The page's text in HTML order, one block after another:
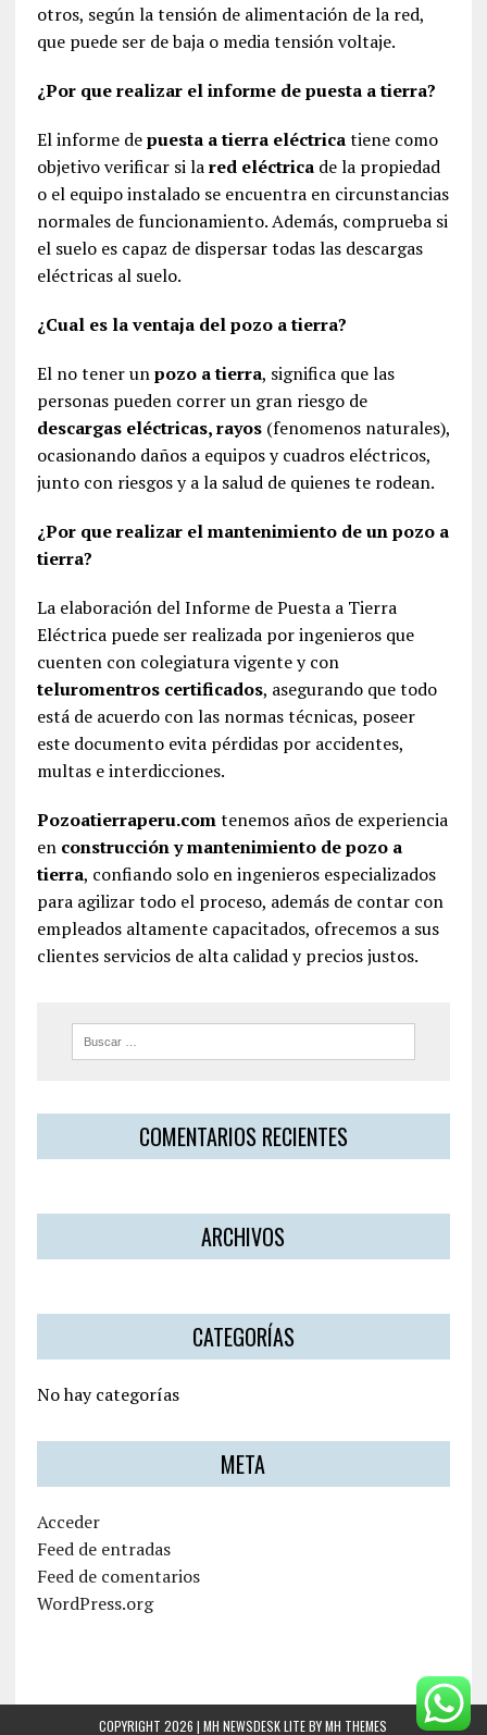
otros, según la tensión de alimentación de la red,
que puede ser de baja o media tensión voltaje.
¿Por que realizar el informe de puesta a tierra?
El informe depuesta a tierra eléctricatiene como
objetivo verificar si lared eléctricade la propiedad
o el equipo instalado se encuentra en circunstancias
normales de funcionamiento. Además, comprueba si
el suelo es capaz de dispersar todas las descargas
eléctricas al suelo.
¿Cual es la ventaja del pozo a tierra?
El no tener unpozo a tierra, significa que las
personas pueden correr un gran riesgo de
descargas eléctricas, rayos(fenomenos naturales),
ocasionando daños a equipos y cuadros eléctricos,
junto con riesgos y a la salud de quienes te rodean.
¿Por que realizar el mantenimiento de un pozo a
tierra?
La elaboración del Informe de Puesta a Tierra
Eléctrica puede ser realizada por ingenieros que
cuenten con colegiatura vigente y con
teluromentros certificados, asegurando que todo
está de acuerdo con las normas técnicas, poseer
este documento evita pérdidas por accidentes,
multas e interdicciones.
Pozoatierraperu.comtenemos años de experiencia
en construcción y mantenimiento de pozo a
tierra, confiando solo en ingenieros especializados
para agilizar todo el proceso, además de contar con
empleados altamente capacitados, ofrecemos a sus
clientes servicios de alta calidad y precios justos.
COMENTARIOS RECIENTES
ARCHIVOS
CATEGORÍAS
No hay categorías
META
Acceder
Feed de entradas
Feed de comentarios
WordPress.org
COPYRIGHT 2026 | MH NEWSDESK LITE BYMH THEMES